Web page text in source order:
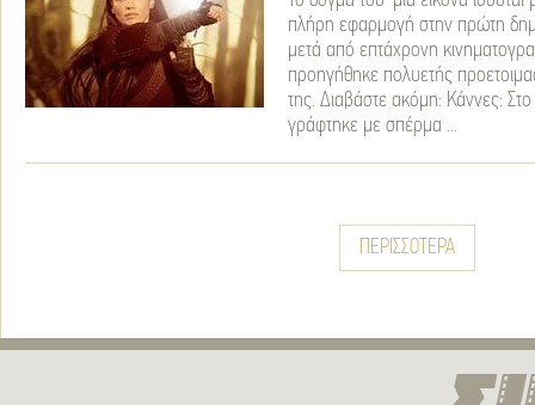
πλήρη εφαρμογή στην πρώτη
μετά από επτάχρονη
προηγήθηκε πολυετής
της. Διαβάστε ακόμη: Κάννες:
γράφτηκε με σπέρμα ...
ΠΕΡΙΣΣΟΤΕΡΑ